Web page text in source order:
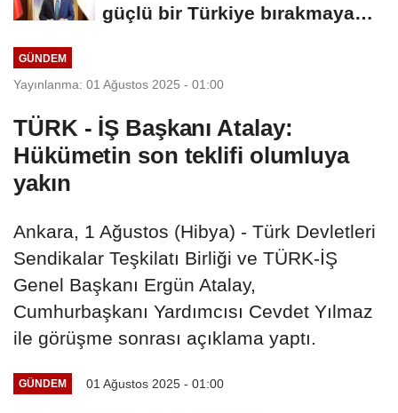
güçlü bir Türkiye bırakmaya
GÜNDEM
Yayınlanma: 01 Ağustos 2025 - 01:00
TÜRK - İŞ Başkanı Atalay:
Hükümetin son teklifi olumluya
yakın
Ankara, 1 Ağustos (Hibya) - Türk Devletleri
Sendikalar Teşkilatı Birliği ve TÜRK-İŞ
Genel Başkanı Ergün Atalay,
Cumhurbaşkanı Yardımcısı Cevdet Yılmaz
ile görüşme sonrası açıklama yaptı.
GÜNDEM 01 Ağustos 2025 - 01:00